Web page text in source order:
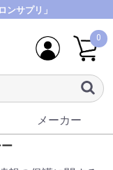
ンサプリ」
0
メーカー